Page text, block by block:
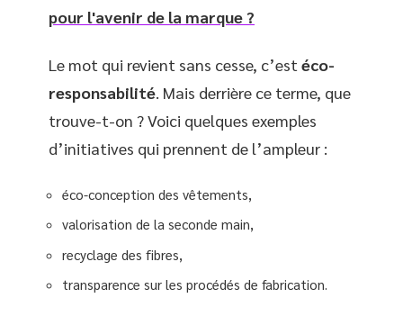
pour l'avenir de la marque ?
Le mot qui revient sans cesse, c’est éco-
responsabilité. Mais derrière ce terme, que
trouve-t-on ? Voici quelques exemples
d’initiatives qui prennent de l’ampleur :
éco-conception des vêtements,
valorisation de la seconde main,
recyclage des fibres,
transparence sur les procédés de fabrication.